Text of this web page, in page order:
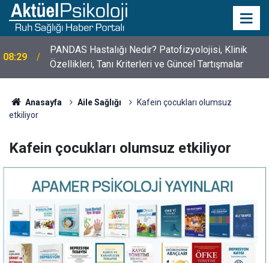
10:30
10 Mayıs Psikologlar Günü Nasıl Ortaya Çıktı? 10
Mayıs Tarihinin Hikayesi
Anasayfa Aile Sağlığı
Kafein çocukları olumsuz
etkiliyor
Kafein çocukları olumsuz etkiliyor